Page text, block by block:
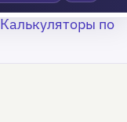
Калькуляторы по